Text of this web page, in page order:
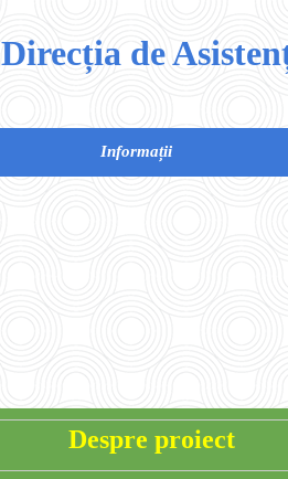
Informații
Direcția de
Despre proiect